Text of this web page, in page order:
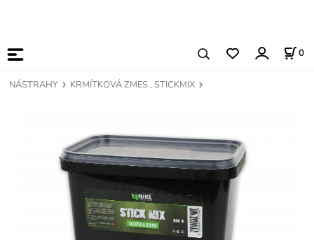
0
NÁSTRAHY KRMÍTKOVÁ ZMES , STICKMIX